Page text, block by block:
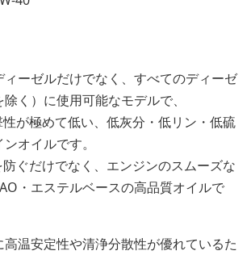
ィーゼルだけでなく、すべてのディーゼ
く）に使用可能なモデルで、
が極めて低い、低灰分・低リン・低硫
オイルです。
ぐだけでなく、エンジンのスムーズな
・エステルベースの高品質オイルで
温安定性や清浄分散性が優れているた